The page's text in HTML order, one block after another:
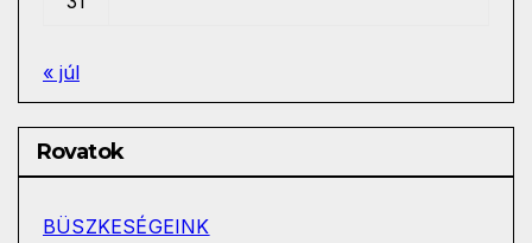
« júl
Rovatok
BÜSZKESÉGEINK